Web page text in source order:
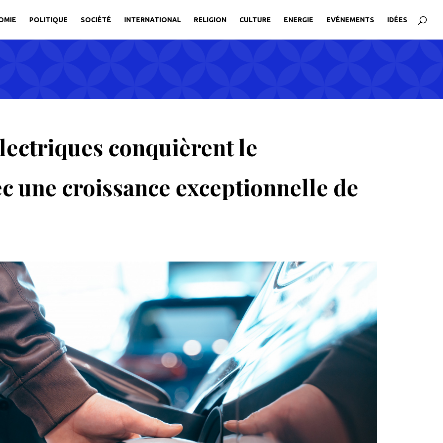
POLITIQUE SOCIÉTÉ INTERNATIONAL RELIGION CULTURE ENERGIE EVÉNEMENTS IDÉES
conquièrent le
une croissance exceptionnelle de